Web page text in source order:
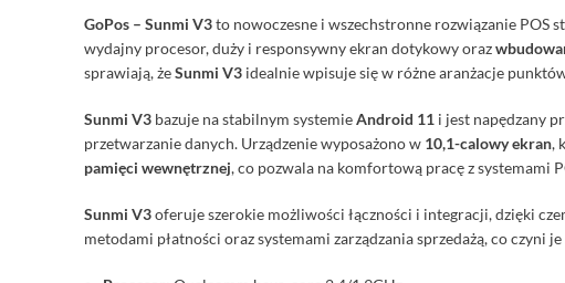
GoPos – Sunmi V3to nowoczesne i wszechstronne rozwiązanie POS
wydajny procesor, duży i responsywny ekran dotykowy oraz
sprawiają, żeSunmi V3 idealnie wpisuje się w różne aranżacje
Sunmi V3 bazuje na stabilnym systemieAndroid 11 i jest napędzany
przetwarzanie danych. Urządzenie wyposażono w 10,1-calowy ekran,
pamięci wewnętrznej, co pozwala na komfortową pracę z systemami
Sunmi V3oferuje szerokie możliwości łączności i integracji, dzięki
metodami płatności oraz systemami zarządzania sprzedażą, co